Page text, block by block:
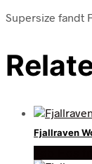
Supersize fandt
Fjallraven